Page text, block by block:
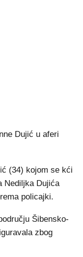
Dujić u aferi
(34) kojom se kći
Nediljka Dujića
policajki.
Šibensko-
zbog